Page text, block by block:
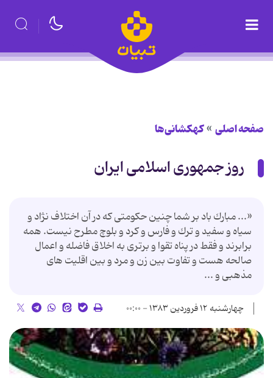
صفحه اصلی کهکشانی‌ها
روز جمهوری اسلامی ایران
«... مبارك باد بر شما چنین حكومتی كه در آن اختلاف نژاد و
سیاه و سفید و ترك و فارس و كرد و بلوچ مطرح نیست. همه
برابرند و فقط در پناه تقوا و برتری به اخلاق فاضله و اعمال
صالحه هست و تفاوت بین زن و مرد و بین اقلیت های
مذهبی و ...
چهارشنبه ۱۲ فروردین ۱۳۸۳ - ۰۰:۰۰